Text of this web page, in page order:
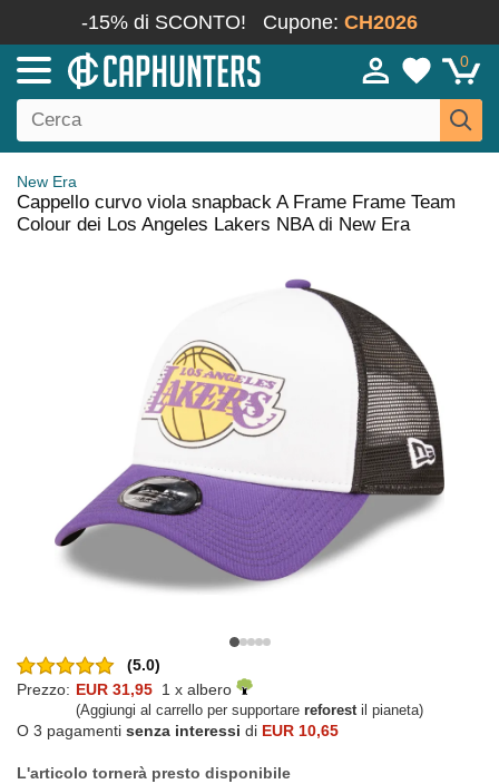
-15% di SCONTO! Cupone: CH2026
0
New Era
Cappello curvo viola snapback A Frame Frame Team
Colour dei Los Angeles Lakers NBA di New Era
(5.0)
Prezzo: EUR 31,95 1 x albero
(Aggiungi al carrello per supportare reforestil pianeta)
O 3 pagamenti senza interessi di EUR 10,65
L'articolo tornerà presto disponibile